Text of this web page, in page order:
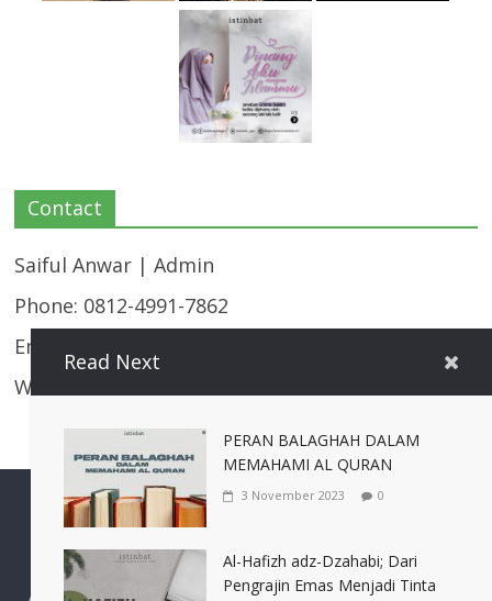
Contact
Saiful Anwar | Admin
Phone: 0812-4991-7862
Email:
Website: https://istinbat.co/
Sidogiri Sidogiri Media
Annajah Sidogiri
IASS (Ikatan Alumni Santri Sidogiri)
Read Next
PERAN BALAGHAH DALAM
MEMAHAMI AL QURAN
3 November 2023 0
Al-Hafizh adz-Dzahabi; Dari
Pengrajin Emas Menjadi Tinta